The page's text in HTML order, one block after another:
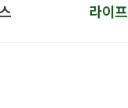
라이프